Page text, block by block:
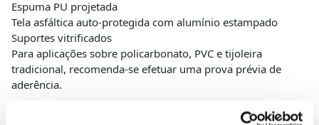
Espuma PU projetada
Tela asfáltica auto-protegida com alumínio estampado
Suportes vitrificados
Para aplicações sobre policarbonato, PVC e tijoleira
tradicional, recomenda-se efetuar uma prova prévia de
aderência.